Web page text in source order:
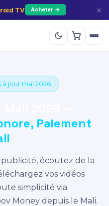
TV Acheter → ×
à jour mai 2026
Paiement
écoutez de la
vos vidéos
simplicité via
Money depuis le Mali.